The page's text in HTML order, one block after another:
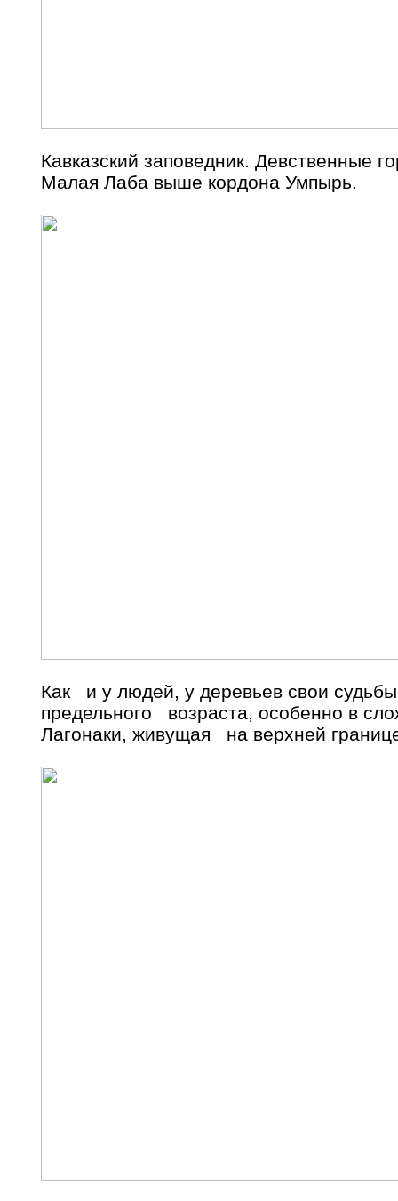
Кавказский заповедник. Девственные
Малая Лаба выше кордона Умпырь.
Как и у людей, у деревьев свои
предельного возраста, особенно в
Лагонаки, живущая на верхней